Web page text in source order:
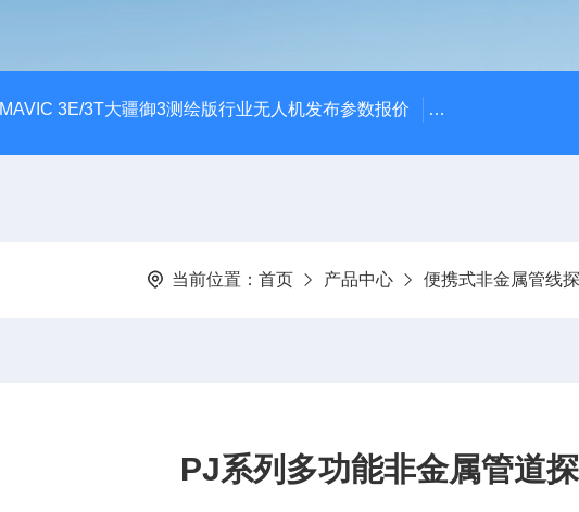
MAVIC 3E/3T大疆御3测绘版行业无人机发布参数报价 大疆升级版
当前位置： 首页 产品中心 便携式非金属管线
PJ系列多功能非金属管道